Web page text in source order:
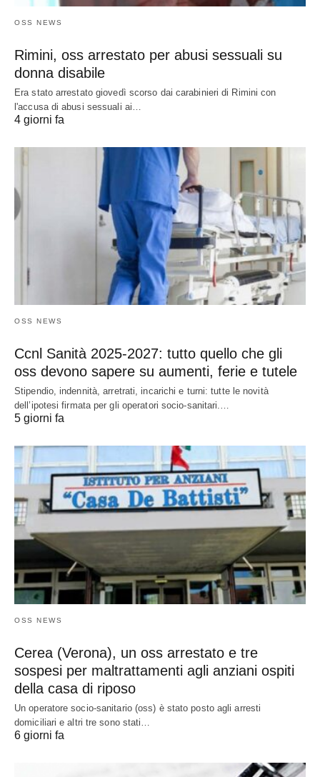
OSS NEWS
Rimini, oss arrestato per abusi sessuali su
donna disabile
Era stato arrestato giovedì scorso dai carabinieri di Rimini con
l'accusa di abusi sessuali ai…
4 giorni fa
OSS NEWS
Ccnl Sanità 2025-2027: tutto quello che gli
oss devono sapere su aumenti, ferie e tutele
Stipendio, indennità, arretrati, incarichi e turni: tutte le novità
dell’ipotesi firmata per gli operatori socio-sanitari.…
5 giorni fa
OSS NEWS
Cerea (Verona), un oss arrestato e tre
sospesi per maltrattamenti agli anziani ospiti
della casa di riposo
Un operatore socio-sanitario (oss) è stato posto agli arresti
domiciliari e altri tre sono stati…
6 giorni fa